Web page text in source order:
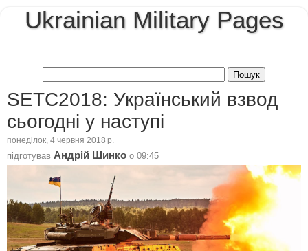
Ukrainian Military Pages
SETC2018: Український взвод
сьогодні у наступі
понеділок, 4 червня 2018 р.
підготував Андрій Шинко о 09:45